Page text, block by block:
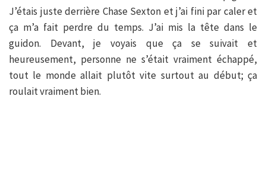
J’étais juste derrière Chase Sexton et j’ai fini par caler et
ça m’a fait perdre du temps. J’ai mis la tête dans le
guidon. Devant, je voyais que ça se suivait et
heureusement, personne ne s’était vraiment échappé,
tout le monde allait plutôt vite surtout au début; ça
roulait vraiment bien.